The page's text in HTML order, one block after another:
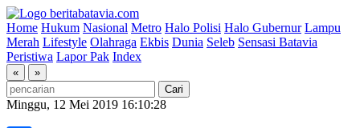
Home Hukum Nasional Metro Halo Polisi Halo Gubernur Lampu
Merah Lifestyle Olahraga Ekbis Dunia Seleb Sensasi Batavia
Peristiwa Lapor Pak Index
« »
Minggu, 12 Mei 2019 16:10:28